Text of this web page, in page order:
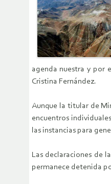
agenda nuestra y por
Cristina Fernández.
Aunque la titular de
encuentros
las instancias para
Las declaraciones de
permanece detenida